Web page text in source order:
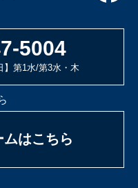
5004
】第1水/第3水・木
ムはこちら